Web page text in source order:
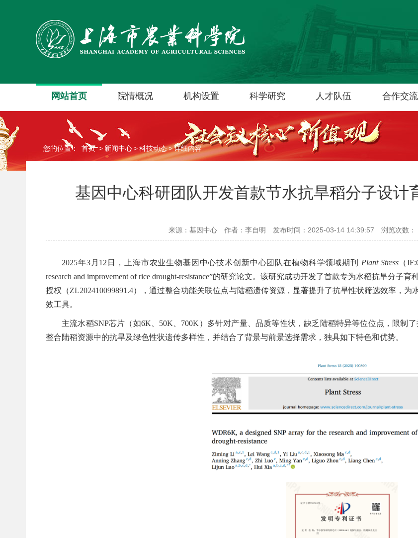
网站首页 院情概况 机构设置 科学研究 人才队伍 合作交流
您的位置： 首页> 新闻中心>科技动态>详细内容
基因中心科研团队开发首款节水抗旱稻分子设计
来源：基因中心 作者：李自明 发布时间：2025-03-14 14:39:57 浏览次数：
2025年3月12日，上海市农业生物基因中心技术创新中心团队在植物科学领域期刊 Plant Stress（
research and improvement of rice drought-resistance”的研究论文。该研究成功开发了首款专为水稻抗旱分子育
授权（ZL202410099891.4），通过整合功能关联位点与陆稻遗传资源，显著提升了抗旱性状筛选效率，
效工具。
主流水稻SNP芯片（如6K、50K、700K）多针对产量、品质等性状，缺乏陆稻特异等位位点，限制
整合陆稻资源中的抗旱及绿色性状遗传多样性，并结合了背景与前景选择需求，独具如下特色和优势。